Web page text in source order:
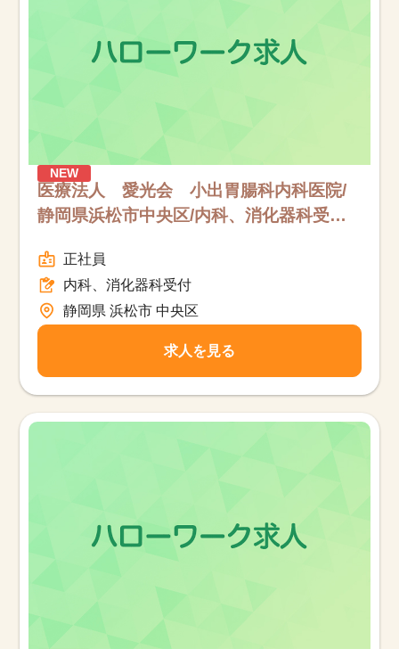
NEW
医療法人 愛光会 小出胃腸科内科医院/
静岡県浜松市中央区/内科、消化器科受付/
正社員
内科、消化器科受付
静岡県 浜松市 中央区
求人を見る